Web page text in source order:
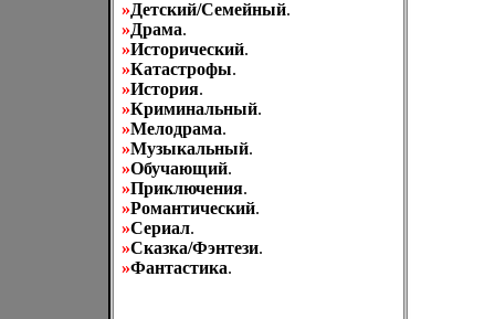
»Детский/Семейный.
»Драма.
»Исторический.
»Катастрофы.
»История.
»Криминальный.
»Мелодрама.
»Музыкальный.
»Обучающий.
»Приключения.
»Романтический.
»Сериал.
»Сказка/Фэнтези.
»Фантастика.